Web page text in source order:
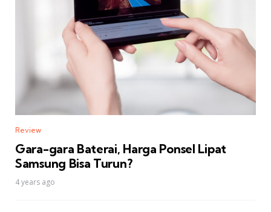
Review
Gara-gara Baterai, Harga Ponsel Lipat
Samsung Bisa Turun?
4 years ago